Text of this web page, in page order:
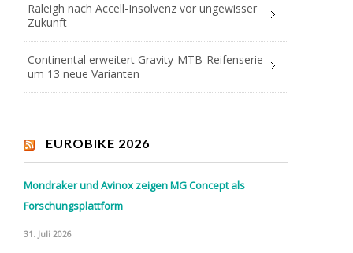
Raleigh nach Accell-Insolvenz vor ungewisser
Zukunft
Continental erweitert Gravity-MTB-Reifenserie
um 13 neue Varianten
EUROBIKE 2026
Mondraker und Avinox zeigen MG Concept als
Forschungsplattform
31. Juli 2026